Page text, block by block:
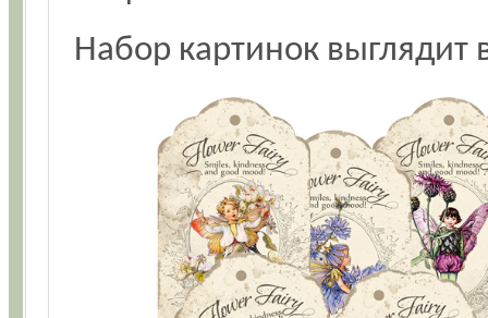
Набор картинок выглядит